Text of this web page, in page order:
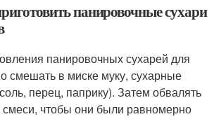
панировочные сухари
панировочных сухарей для
смешать в миске муку, сухарные
перец, паприку). Затем обвалять
чтобы они были равномерно